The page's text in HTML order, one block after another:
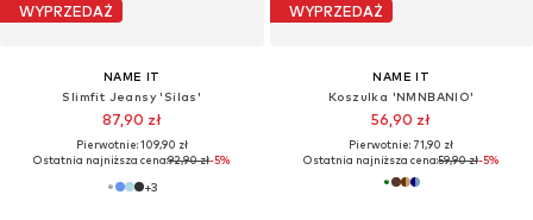
WYPRZEDAŻ
NAME IT
Slimfit Jeansy 'Silas'
87,90 zł
Pierwotnie: 109,90 zł
Ostatnia najniższa cena:92,90 zł-5%
+3
WYPRZEDAŻ
NAME IT
Koszulka 'NMNBANIO'
56,90 zł
Pierwotnie: 71,90 zł
Ostatnia najniższa cena:59,90 zł-5%